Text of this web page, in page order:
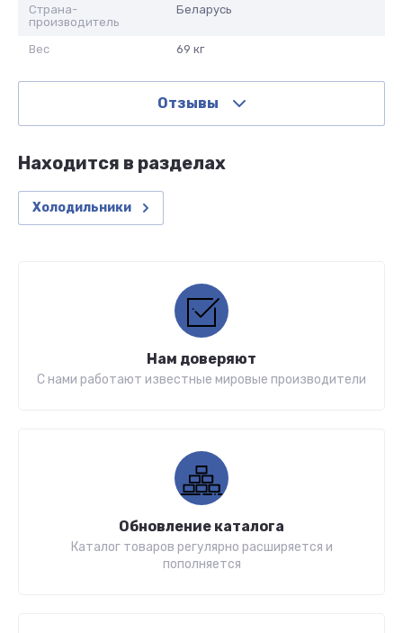
Страна-
производитель
Беларусь
Вес 69 кг
Отзывы
Находится в разделах
Холодильники
Нам доверяют
С нами работают известные мировые производители
Обновление каталога
Каталог товаров регулярно расширяется и
пополняется